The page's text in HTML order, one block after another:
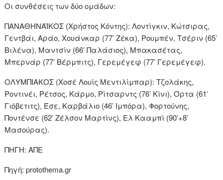
Οι συνθέσεις των δύο ομάδων:
ΠΑΝΑΘΗΝΑΪΚΟΣ (Χρήστος Κόντης): Λοντίγκιν, Κώτσιρας,
Γεντβάι, Αράο, Χουάνκαρ (77’ Ζέκα), Ρουμπέν, Τσέριν (65’
Βιλένα), Μαντσίν (66’ Παλάσιος), Μπακασέτας,
Μπερνάρ (77’ Βέρμπιτς), Γερεμέγεφ (77’ Γερεμέγεφ).
ΟΛΥΜΠΙΑΚΟΣ (Χοσέ Λουίς Μεντιλίμπαρ): Τζολάκης,
Ροντινέι, Ρέτσος, Κάρμο, Ρίτσαρντς (76’ Κίνι), Όρτα (61’
Γιόβετιτς), Έσε, Καρβάλιο (46’ Ιμπόρα), Φορτούνης,
Ποντένσε (62’ Ζέλσον Μαρτίνς), Ελ Κααμπί (90’+8’
Μασούρας).
ΠΗΓΗ: ΑΠΕ
Πηγή: protothema.gr